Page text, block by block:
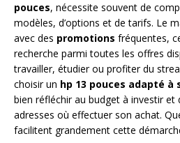
pouces, nécessite souvent de
modèles, d’options et de tarifs. Le
avec des promotions fréquentes,
recherche parmi toutes les offres
travailler, étudier ou profiter du
choisir un hp 13 pouces adapté à
bien réfléchir au budget à investir et
adresses où effectuer son achat.
facilitent grandement cette